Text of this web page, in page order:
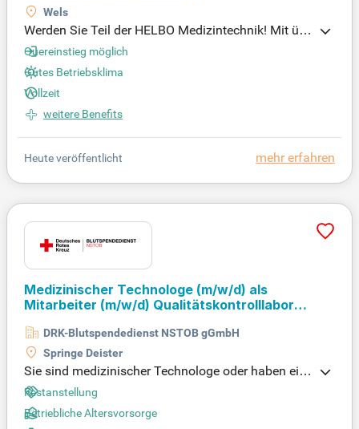
Wels
Werden Sie Teil der HELBO Medizintechnik! Mit üb
er 35 Jahren Erfahrung in innovativer Laser-Therap
ie suchen wir einen Medizintechniker – Elektroniker
(m/w/d) zur Verstärkung unseres engagierten Tea
ms in Wels. Bewerben Sie sich jetzt!
Quereinstieg möglich
Gutes Betriebsklima
Vollzeit
weitere Benefits
mehr erfahren
Heute veröffentlicht
Medizinischer Technologe (m/w/d) als
Mitarbeiter (m/w/d) Qualitätskontrolllabor
DRK-Blutspendedienst NSTOB gGmbH
Springe Deister
Sie sind medizinischer Technologe oder haben ein
e ähnliche Ausbildung? Dann ist unsere Stelle gen
au das Richtige für Sie! Wir suchen eine engagierte
Persönlichkeit mit sorgfältiger Arbeitsweise und id
Festanstellung
Betriebliche Altersvorsorge